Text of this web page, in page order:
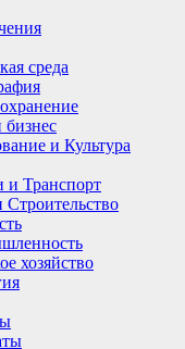
среда
и Культура
и Транспорт
хозяйство